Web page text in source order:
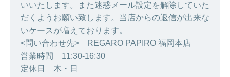
いいたします。また迷惑メール設定を解除していた
だくようお願い致します。当店からの返信が出来な
いケースが増えております。
<問い合わせ先> REGARO PAPIRO 福岡本店
営業時間 11:30-16:30
定休日 木・日